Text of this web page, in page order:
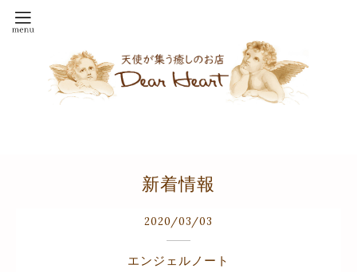
新着情報
2020/03/03
エンジェルノート